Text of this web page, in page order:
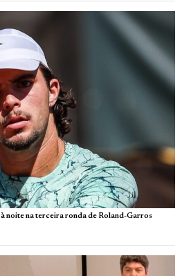
à noite na terceira ronda de Roland-Garros